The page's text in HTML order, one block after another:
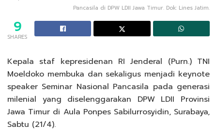
Pancasila di DPW LDII Jawa Timur. Dok: Lines Jatim.
9
SHARES
Kepala staf kepresidenan RI Jenderal (Purn.) TNI
Moeldoko membuka dan sekaligus menjadi keynote
speaker Seminar Nasional Pancasila pada generasi
milenial yang diselenggarakan DPW LDII Provinsi
Jawa Timur di Aula Ponpes Sabilurrosyidin, Surabaya,
Sabtu (21/4).